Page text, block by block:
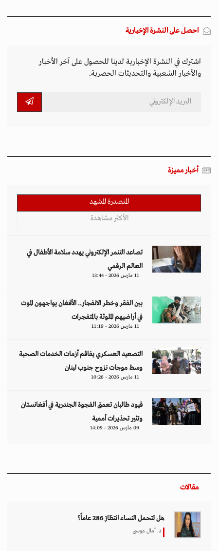
احصل على النشرة الإخبارية
اشترك في النشرة الإخبارية لدينا للحصول على آخر الأخبار
والأخبار الشعبية والتحديثات الحصرية.
أخبار مميزة
المتصدرة المشهد
الأكثر مشاهدة
تصاعد التنمر الإلكتروني يهدد سلامة الأطفال في
العالم الرقمي
11 مارس 2026 - 13:44
بين الفقر وخطر الانفجار.. الأفغان يواجهون الموت
في أراضيهم الملوثة بالمتفجرات
11 مارس 2026 - 11:19
التصعيد العسكري يفاقم أزمات الخدمات الصحية
وسط موجات نزوح جنوب لبنان
11 مارس 2026 - 10:26
قيود طالبان تعمق الفجوة الجندرية في أفغانستان
وتثير تحذيرات أممية
09 مارس 2026 - 14:09
مقالات
هل تتحمل النساء انتظارَ 286 عاماً؟
د. آمال موسى